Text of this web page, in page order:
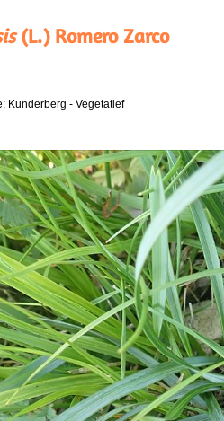
(L.) Romero Zarco
Kunderberg - Vegetatief